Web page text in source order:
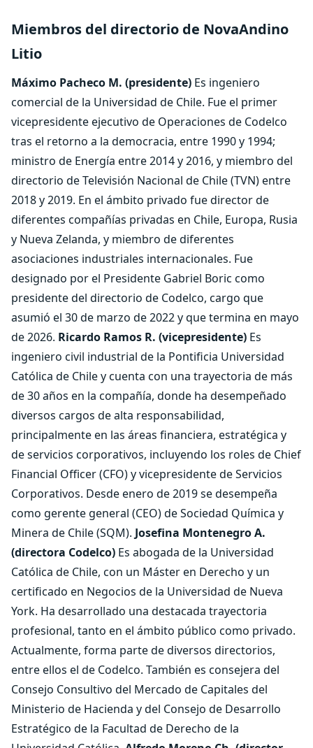
Miembros del directorio de NovaAndino
Litio
Máximo Pacheco M. (presidente) Es ingeniero
comercial de la Universidad de Chile. Fue el primer
vicepresidente ejecutivo de Operaciones de Codelco
tras el retorno a la democracia, entre 1990 y 1994;
ministro de Energía entre 2014 y 2016, y miembro del
directorio de Televisión Nacional de Chile (TVN) entre
2018 y 2019. En el ámbito privado fue director de
diferentes compañías privadas en Chile, Europa, Rusia
y Nueva Zelanda, y miembro de diferentes
asociaciones industriales internacionales. Fue
designado por el Presidente Gabriel Boric como
presidente del directorio de Codelco, cargo que
asumió el 30 de marzo de 2022 y que termina en mayo
de 2026. Ricardo Ramos R. (vicepresidente) Es
ingeniero civil industrial de la Pontificia Universidad
Católica de Chile y cuenta con una trayectoria de más
de 30 años en la compañía, donde ha desempeñado
diversos cargos de alta responsabilidad,
principalmente en las áreas financiera, estratégica y
de servicios corporativos, incluyendo los roles de Chief
Financial Officer (CFO) y vicepresidente de Servicios
Corporativos. Desde enero de 2019 se desempeña
como gerente general (CEO) de Sociedad Química y
Minera de Chile (SQM). Josefina Montenegro A.
(directora Codelco) Es abogada de la Universidad
Católica de Chile, con un Máster en Derecho y un
certificado en Negocios de la Universidad de Nueva
York. Ha desarrollado una destacada trayectoria
profesional, tanto en el ámbito público como privado.
Actualmente, forma parte de diversos directorios,
entre ellos el de Codelco. También es consejera del
Consejo Consultivo del Mercado de Capitales del
Ministerio de Hacienda y del Consejo de Desarrollo
Estratégico de la Facultad de Derecho de la